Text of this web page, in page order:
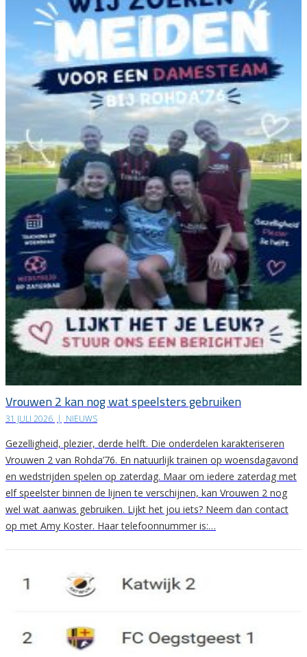
Vrouwen 2 kan nog wat speelsters gebruiken
31 JULI 2026 | NIEUWS
Gezelligheid, plezier, derde helft. Die onderdelen karakteriseren
Vrouwen 2 van Rohda’76. En natuurlijk trainen op woensdagavond
en wedstrijden spelen op zaterdag. Maar om iedere zaterdag met
elf speelster binnen de lijnen te verschijnen, kan Vrouwen 2 nog
wel wat aanwas gebruiken. Lijkt het jou iets? Neem dan contact
op met Amy Koster. Haar telefoonnummer is:…